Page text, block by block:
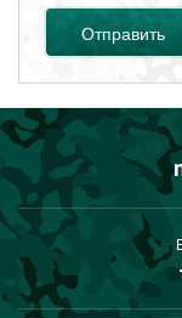
Отправить